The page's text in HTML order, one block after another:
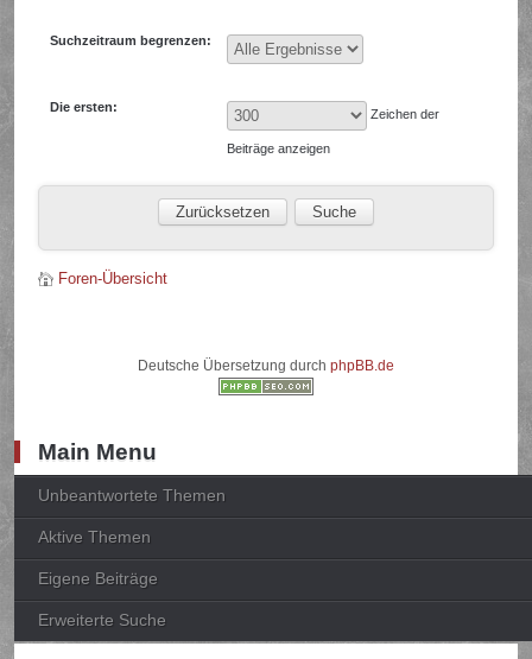
Suchzeitraum begrenzen:
Die ersten:
Zeichen der
Beiträge anzeigen
Foren-Übersicht
Deutsche Übersetzung durch phpBB.de
Main Menu
Unbeantwortete Themen
Aktive Themen
Eigene Beiträge
Erweiterte Suche